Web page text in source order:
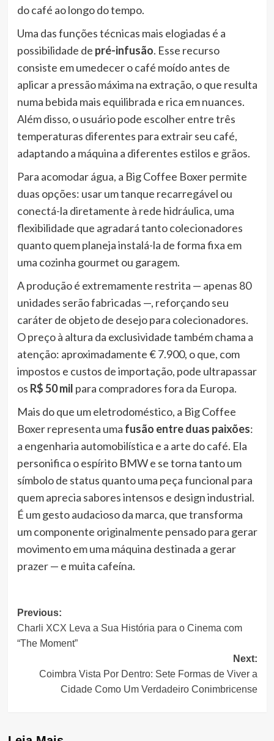
do café ao longo do tempo.
Uma das funções técnicas mais elogiadas é a
possibilidade de pré-infusão. Esse recurso
consiste em umedecer o café moído antes de
aplicar a pressão máxima na extração, o que resulta
numa bebida mais equilibrada e rica em nuances.
Além disso, o usuário pode escolher entre três
temperaturas diferentes para extrair seu café,
adaptando a máquina a diferentes estilos e grãos.
Para acomodar água, a Big Coffee Boxer permite
duas opções: usar um tanque recarregável ou
conectá-la diretamente à rede hidráulica, uma
flexibilidade que agradará tanto colecionadores
quanto quem planeja instalá-la de forma fixa em
uma cozinha gourmet ou garagem.
A produção é extremamente restrita — apenas 80
unidades serão fabricadas —, reforçando seu
caráter de objeto de desejo para colecionadores.
O preço à altura da exclusividade também chama a
atenção: aproximadamente € 7.900, o que, com
impostos e custos de importação, pode ultrapassar
os R$ 50 mil para compradores fora da Europa.
Mais do que um eletrodoméstico, a Big Coffee
Boxer representa uma fusão entre duas paixões:
a engenharia automobilística e a arte do café. Ela
personifica o espírito BMW e se torna tanto um
símbolo de status quanto uma peça funcional para
quem aprecia sabores intensos e design industrial.
É um gesto audacioso da marca, que transforma
um componente originalmente pensado para gerar
movimento em uma máquina destinada a gerar
prazer — e muita cafeína.
Post
navigation
Previous:
Charli XCX Leva a Sua História para o Cinema com
“The Moment”
Next:
Coimbra Vista Por Dentro: Sete Formas de Viver a
Cidade Como Um Verdadeiro Conimbricense